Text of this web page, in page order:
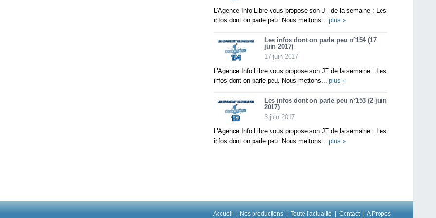
L’Agence Info Libre vous propose son JT de la semaine : Les
infos dont on parle peu. Nous mettons... plus »
Les infos dont on parle peu n°154 (17
juin 2017)
17 juin 2017
L’Agence Info Libre vous propose son JT de la semaine : Les
infos dont on parle peu. Nous mettons... plus »
Les infos dont on parle peu n°153 (2 juin
2017)
3 juin 2017
L’Agence Info Libre vous propose son JT de la semaine : Les
infos dont on parle peu. Nous mettons... plus »
Accueil Nos productions Toute l’actualité Contact A Propos